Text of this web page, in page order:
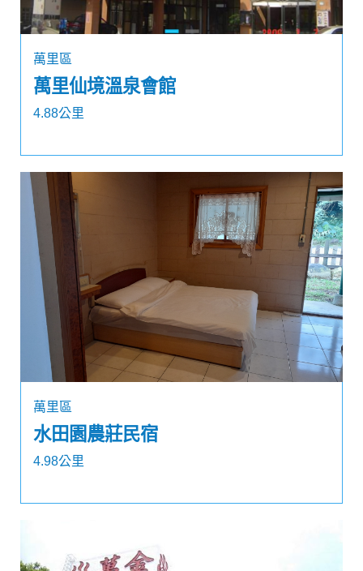
萬里區
萬里仙境溫泉會館
4.88公里
萬里區
水田園農莊民宿
4.98公里